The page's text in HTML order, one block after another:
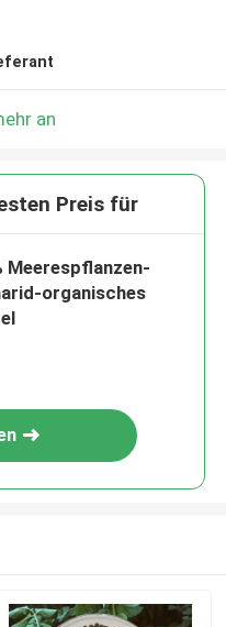
an
Preis für
Meerespflanzen-
organisches